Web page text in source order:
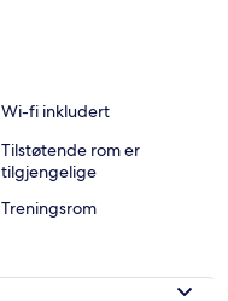
Wi-fi inkludert
Tilstøtende rom er
tilgjengelige
Treningsrom